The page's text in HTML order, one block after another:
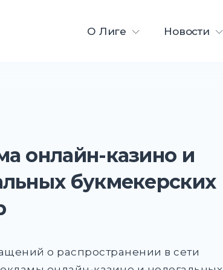
Интернета
О Лиге Новости
онлайн-казино и
букмекерских
о распространении в сети